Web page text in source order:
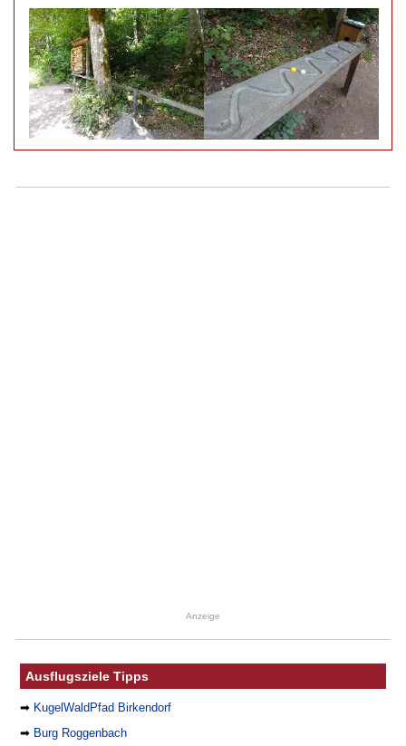
Anzeige
Ausflugsziele Tipps
➡ KugelWaldPfad Birkendorf
➡ Burg Roggenbach